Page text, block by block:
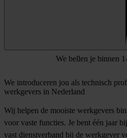
We bellen je binnen
We introduceren jou als technisch
werkgevers in Nederland
Wij helpen de mooiste werkgevers
voor vaste functies. Je bent één jaar
vast dienstverband bij de werkgever